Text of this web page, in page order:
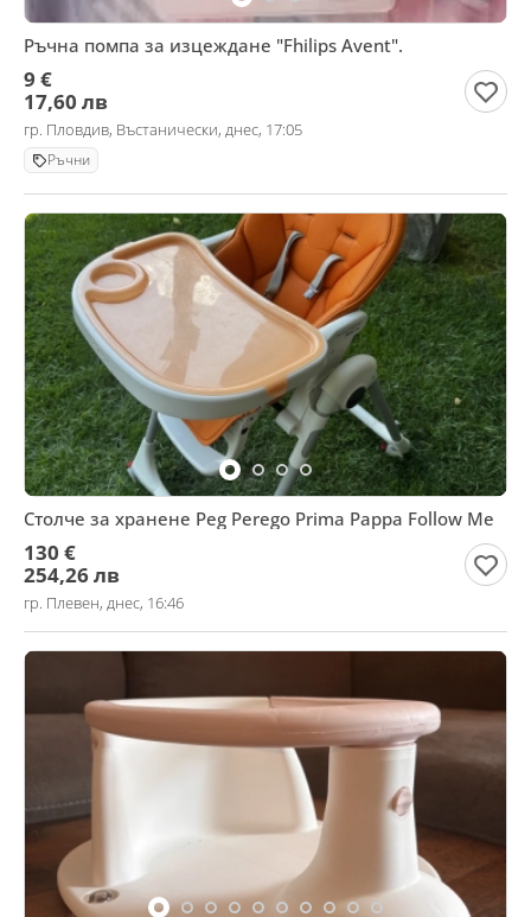
Ръчна помпа за изцеждане "Fhilips Avent".
9 €
17,60 лв
гр. Пловдив, Въстанически, днес, 17:05
Ръчни
Столче за хранене Peg Perego Prima Pappa Follow Me
130 €
254,26 лв
гр. Плевен, днес, 16:46